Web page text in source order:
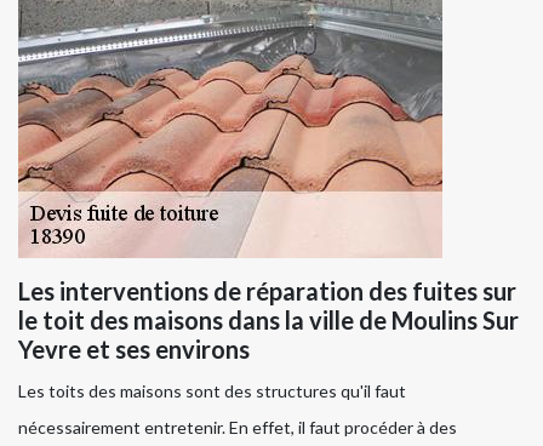
Les interventions de réparation des fuites sur
le toit des maisons dans la ville de Moulins Sur
Yevre et ses environs
Les toits des maisons sont des structures qu'il faut
nécessairement entretenir. En effet, il faut procéder à des